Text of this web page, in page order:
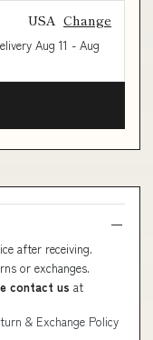
USA Change
Aug 11 - Aug
after receiving.
or exchanges.
contact us at
& Exchange Policy